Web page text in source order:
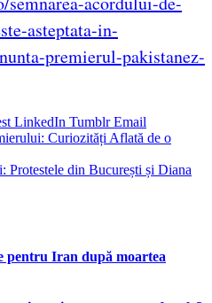
asteptata-in-
premierul-pakistanez-
LinkedIn Tumblr Email
Curiozități Aflată de o
Protestele din București și Diana
pentru Iran după moartea